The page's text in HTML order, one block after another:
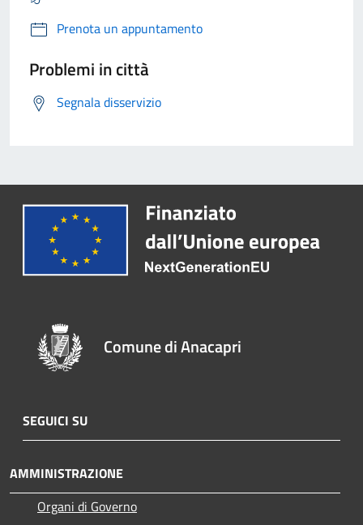
Prenota un appuntamento
Problemi in città
Segnala disservizio
Comune di Anacapri
SEGUICI SU
AMMINISTRAZIONE
Organi di Governo